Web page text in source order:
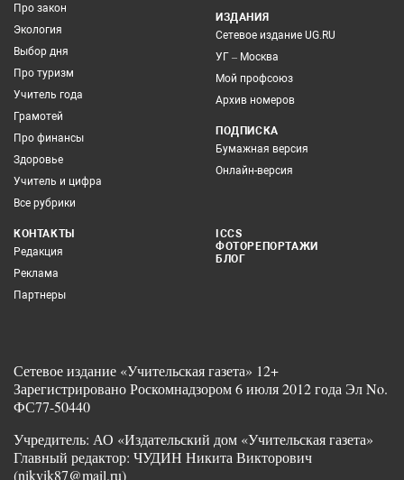
Про закон
Экология
Выбор дня
Про туризм
Учитель года
Грамотей
Про финансы
Здоровье
Учитель и цифра
Все рубрики
ИЗДАНИЯ
Сетевое издание UG.RU
УГ – Москва
Мой профсоюз
Архив номеров
ПОДПИСКА
Бумажная версия
Онлайн-версия
КОНТАКТЫ
Редакция
Реклама
Партнеры
ICCS
ФОТОРЕПОРТАЖИ
БЛОГ
Сетевое издание «Учительская газета» 12+
Зарегистрировано Роскомнадзором 6 июля 2012 года Эл No.
ФС77-50440
Учредитель: АО «Издательский дом «Учительская газета»
Главный редактор: ЧУДИН Никита Викторович
(nikvik87@mail.ru)